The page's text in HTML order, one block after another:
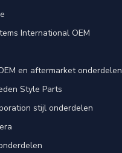
International OEM
en aftermarket onderdelen
Style Parts
stijl onderdelen